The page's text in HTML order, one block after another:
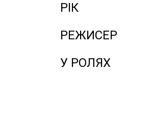
РІК
РЕЖИСЕР
У РОЛЯХ